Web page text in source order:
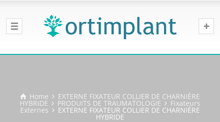
Home EXTERNE FIXATEUR COLLIER DE CHARNIÈRE
HYBRIDE PRODUITS DE TRAUMATOLOGIE Fixateurs
Externes EXTERNE FIXATEUR COLLIER DE CHARNIÈRE
HYBRIDE